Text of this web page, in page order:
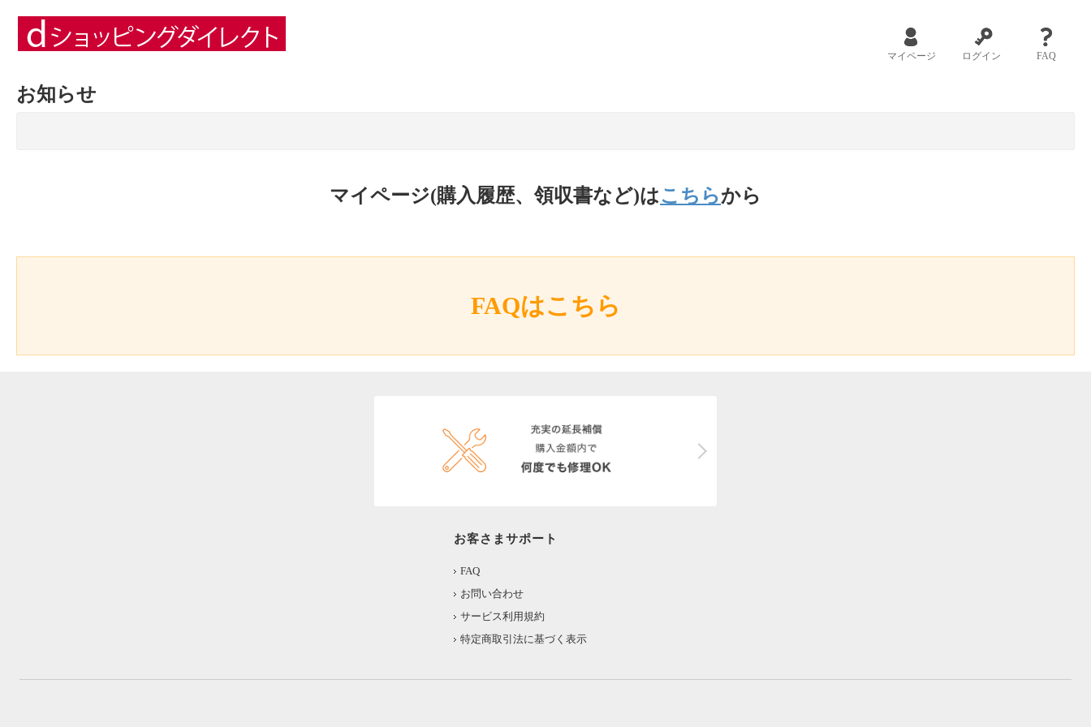
マイページ ログイン FAQ
お知らせ
マイページ(購入履歴、領収書など)はこちらから
FAQはこちら
お客さまサポート
FAQ
お問い合わせ
サービス利用規約
特定商取引法に基づく表示